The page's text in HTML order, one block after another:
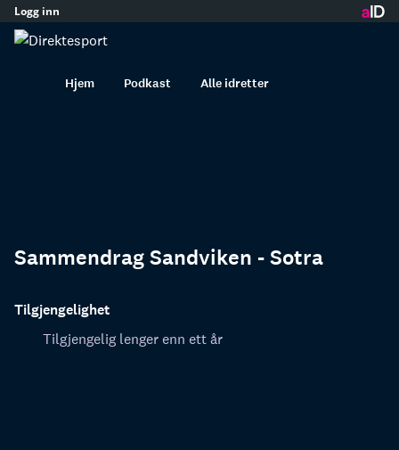
innhold
Logg inn
Hjem Podkast Alle idretter
Sammendrag Sandviken - Sotra
Tilgjengelighet
Tilgjengelig lenger enn ett år